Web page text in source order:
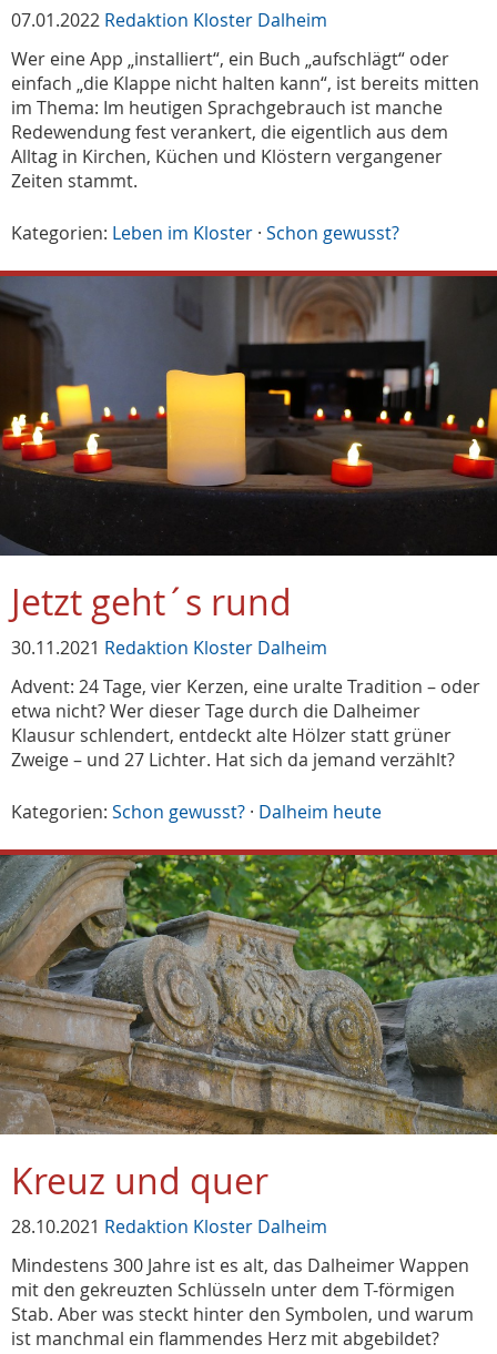
07.01.2022 Redaktion Kloster Dalheim
Wer eine App „installiert“, ein Buch „aufschlägt“ oder
einfach „die Klappe nicht halten kann“, ist bereits mitten
im Thema: Im heutigen Sprachgebrauch ist manche
Redewendung fest verankert, die eigentlich aus dem
Alltag in Kirchen, Küchen und Klöstern vergangener
Zeiten stammt.
Kategorien: Leben im Kloster · Schon gewusst?
Jetzt geht´s rund
30.11.2021 Redaktion Kloster Dalheim
Advent: 24 Tage, vier Kerzen, eine uralte Tradition – oder
etwa nicht? Wer dieser Tage durch die Dalheimer
Klausur schlendert, entdeckt alte Hölzer statt grüner
Zweige – und 27 Lichter. Hat sich da jemand verzählt?
Kategorien: Schon gewusst? · Dalheim heute
Kreuz und quer
28.10.2021 Redaktion Kloster Dalheim
Mindestens 300 Jahre ist es alt, das Dalheimer Wappen
mit den gekreuzten Schlüsseln unter dem T-förmigen
Stab. Aber was steckt hinter den Symbolen, und warum
ist manchmal ein flammendes Herz mit abgebildet?